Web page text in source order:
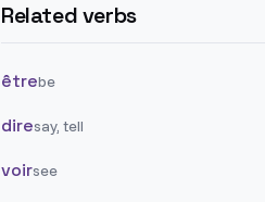
Related verbs
êtrebe
diresay, tell
voirsee